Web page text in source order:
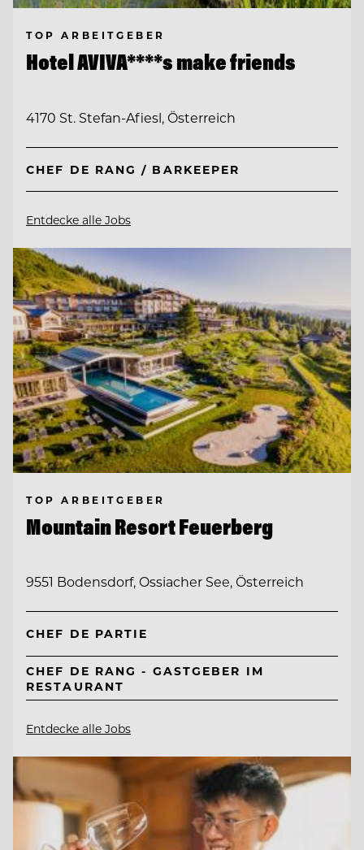
TOP ARBEITGEBER
Hotel AVIVA****s make friends
4170 St. Stefan-Afiesl, Österreich
CHEF DE RANG / BARKEEPER
Entdecke alle Jobs
TOP ARBEITGEBER
Mountain Resort Feuerberg
9551 Bodensdorf, Ossiacher See, Österreich
CHEF DE PARTIE
CHEF DE RANG - GASTGEBER IM
RESTAURANT
Entdecke alle Jobs